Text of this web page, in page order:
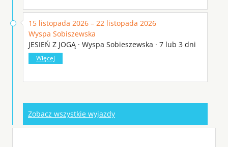
15 listopada 2026 – 22 listopada 2026
Wyspa Sobiszewska
JESIEŃ Z JOGĄ · Wyspa Sobieszewska · 7 lub 3 dni
Więcej
Zobacz wszystkie wyjazdy